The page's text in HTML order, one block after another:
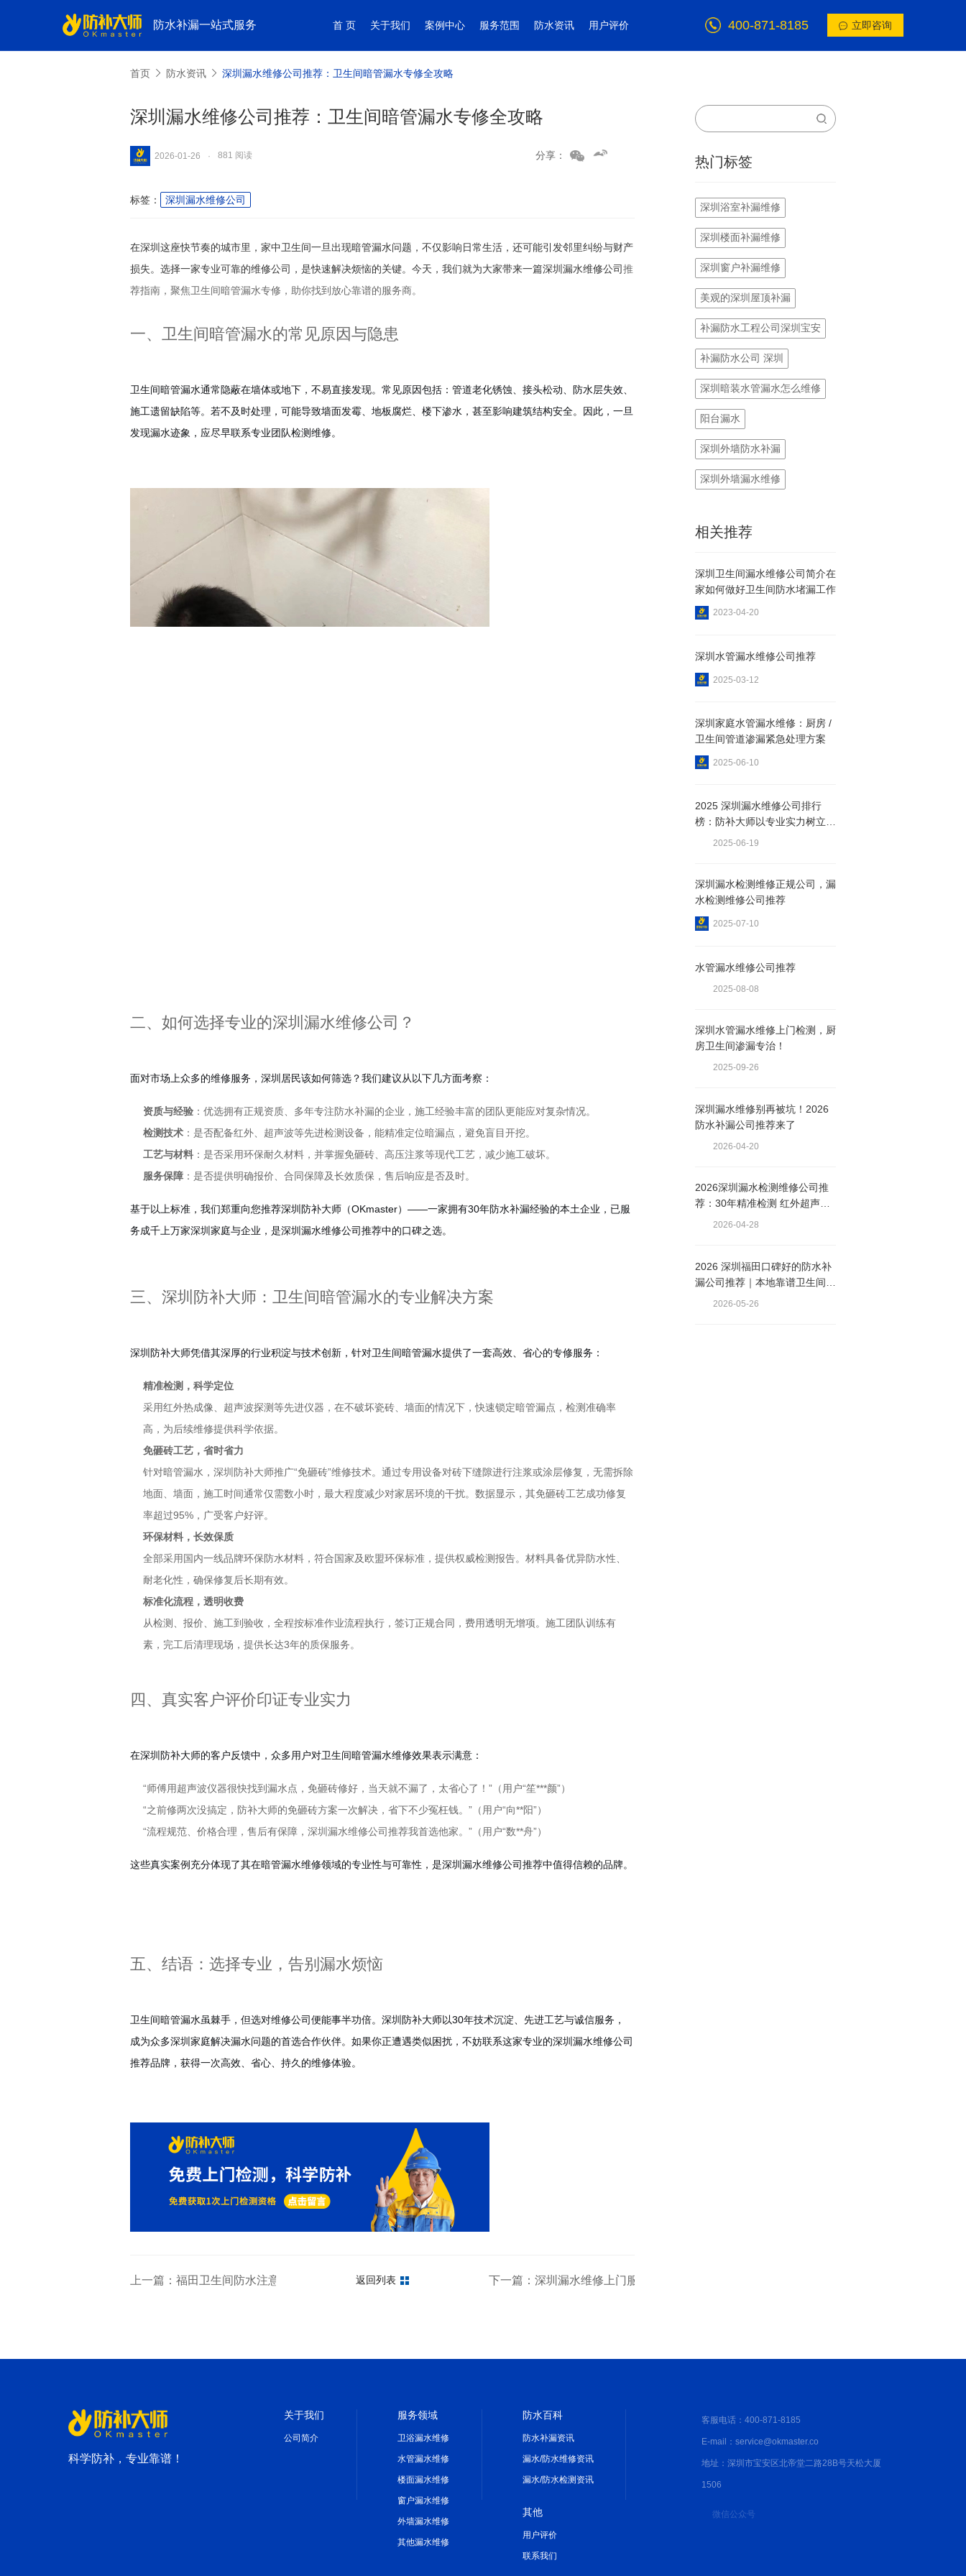
防水补漏一站式服务 首 页 关于我们 案例中心 服务范围 防水资讯 用户评价 400-871-8185 立即咨询
首页 防水资讯 深圳漏水维修公司推荐：卫生间暗管漏水专修全攻略
深圳漏水维修公司推荐：卫生间暗管漏水专修全攻略
2026-01-26 · 881 阅读 分享：
标签： 深圳漏水维修公司
在深圳这座快节奏的城市里，家中卫生间一旦出现暗管漏水问题，不仅影响日常生活，还可能引发邻里纠纷与财产
损失。选择一家专业可靠的维修公司，是快速解决烦恼的关键。今天，我们就为大家带来一篇深圳漏水维修公司推
荐指南，聚焦卫生间暗管漏水专修，助你找到放心靠谱的服务商。
一、卫生间暗管漏水的常见原因与隐患
卫生间暗管漏水通常隐蔽在墙体或地下，不易直接发现。常见原因包括：管道老化锈蚀、接头松动、防水层失效、
施工遗留缺陷等。若不及时处理，可能导致墙面发霉、地板腐烂、楼下渗水，甚至影响建筑结构安全。因此，一旦
发现漏水迹象，应尽早联系专业团队检测维修。
二、如何选择专业的深圳漏水维修公司？
面对市场上众多的维修服务，深圳居民该如何筛选？我们建议从以下几方面考察：
资质与经验 ：优选拥有正规资质、多年专注防水补漏的企业，施工经验丰富的团队更能应对复杂情况。
检测技术 ：是否配备红外、超声波等先进检测设备，能精准定位暗漏点，避免盲目开挖。
工艺与材料 ：是否采用环保耐久材料，并掌握免砸砖、高压注浆等现代工艺，减少施工破坏。
服务保障 ：是否提供明确报价、合同保障及长效质保，售后响应是否及时。
基于以上标准，我们郑重向您推荐深圳防补大师（OKmaster）——一家拥有30年防水补漏经验的本土企业，已服
务成千上万家深圳家庭与企业，是深圳漏水维修公司推荐中的口碑之选。
三、深圳防补大师：卫生间暗管漏水的专业解决方案
深圳防补大师凭借其深厚的行业积淀与技术创新，针对卫生间暗管漏水提供了一套高效、省心的专修服务：
精准检测，科学定位
采用红外热成像、超声波探测等先进仪器，在不破坏瓷砖、墙面的情况下，快速锁定暗管漏点，检测准确率
高，为后续维修提供科学依据。
免砸砖工艺，省时省力
针对暗管漏水，深圳防补大师推广“免砸砖”维修技术。通过专用设备对砖下缝隙进行注浆或涂层修复，无需拆除
地面、墙面，施工时间通常仅需数小时，最大程度减少对家居环境的干扰。数据显示，其免砸砖工艺成功修复
率超过95%，广受客户好评。
环保材料，长效保质
全部采用国内一线品牌环保防水材料，符合国家及欧盟环保标准，提供权威检测报告。材料具备优异防水性、
耐老化性，确保修复后长期有效。
标准化流程，透明收费
从检测、报价、施工到验收，全程按标准作业流程执行，签订正规合同，费用透明无增项。施工团队训练有
素，完工后清理现场，提供长达3年的质保服务。
四、真实客户评价印证专业实力
在深圳防补大师的客户反馈中，众多用户对卫生间暗管漏水维修效果表示满意：
“师傅用超声波仪器很快找到漏水点，免砸砖修好，当天就不漏了，太省心了！”（用户“笙***颜”）
“之前修两次没搞定，防补大师的免砸砖方案一次解决，省下不少冤枉钱。”（用户“向**阳”）
“流程规范、价格合理，售后有保障，深圳漏水维修公司推荐我首选他家。”（用户“数**舟”）
这些真实案例充分体现了其在暗管漏水维修领域的专业性与可靠性，是深圳漏水维修公司推荐中值得信赖的品牌。
五、结语：选择专业，告别漏水烦恼
卫生间暗管漏水虽棘手，但选对维修公司便能事半功倍。深圳防补大师以30年技术沉淀、先进工艺与诚信服务，
成为众多深圳家庭解决漏水问题的首选合作伙伴。如果你正遭遇类似困扰，不妨联系这家专业的深圳漏水维修公司
推荐品牌，获得一次高效、省心、持久的维修体验。
上一篇：福田卫生间防水注意事项你一定要知道返回列表 下一篇：深圳漏水维修上门服务专家，市内快至一小时上门！
热门标签
深圳浴室补漏维修
深圳楼面补漏维修
深圳窗户补漏维修
美观的深圳屋顶补漏
补漏防水工程公司深圳宝安
补漏防水公司 深圳
深圳暗装水管漏水怎么维修
阳台漏水
深圳外墙防水补漏
深圳外墙漏水维修
相关推荐
深圳卫生间漏水维修公司简介在
家如何做好卫生间防水堵漏工作
2023-04-20
深圳水管漏水维修公司推荐
2025-03-12
深圳家庭水管漏水维修：厨房 /
卫生间管道渗漏紧急处理方案
2025-06-10
2025 深圳漏水维修公司排行
榜：防补大师以专业实力树立行
业标杆2025-06-19
深圳漏水检测维修正规公司，漏
水检测维修公司推荐
2025-07-10
水管漏水维修公司推荐
2025-08-08
深圳水管漏水维修上门检测，厨
房卫生间渗漏专治！
2025-09-26
深圳漏水维修别再被坑！2026
防水补漏公司推荐来了
2026-04-20
2026深圳漏水检测维修公司推
荐：30年精准检测 红外超声波
查漏2026-04-28
2026 深圳福田口碑好的防水补
漏公司推荐｜本地靠谱卫生间 /
水管 / 楼面漏水维修 TOP5
2026-05-26
科学防补，专业靠谱！
关于我们
公司简介
服务领域
卫浴漏水维修
水管漏水维修
楼面漏水维修
窗户漏水维修
外墙漏水维修
其他漏水维修
防水百科
防水补漏资讯
漏水/防水维修资讯
漏水/防水检测资讯
其他
用户评价
联系我们
客服电话：400-871-8185
E-mail：service@okmaster.co
地址：深圳市宝安区北帝堂二路28B号天松大厦
1506
微信公众号